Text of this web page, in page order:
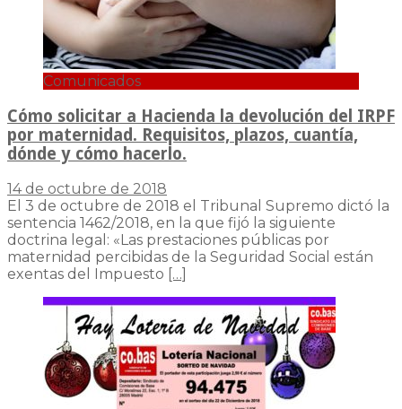
Comunicados
Cómo solicitar a Hacienda la devolución del IRPF
por maternidad. Requisitos, plazos, cuantía,
dónde y cómo hacerlo.
14 de octubre de 2018
El 3 de octubre de 2018 el Tribunal Supremo dictó la
sentencia 1462/2018, en la que fijó la siguiente
doctrina legal: «Las prestaciones públicas por
maternidad percibidas de la Seguridad Social están
exentas del Impuesto […]